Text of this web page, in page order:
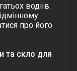
водіїв.
про його
та скло для